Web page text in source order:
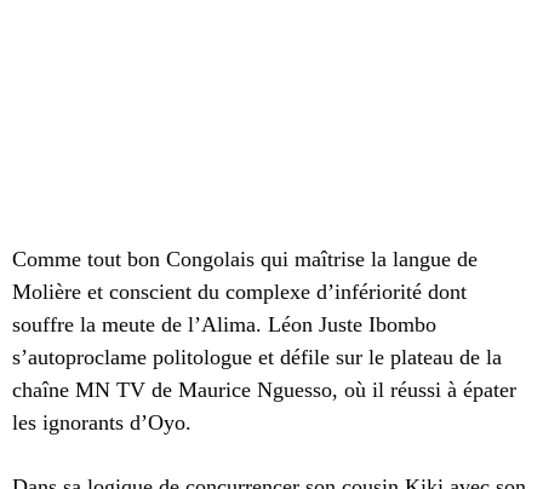
Comme tout bon Congolais qui maîtrise la langue de
Molière et conscient du complexe d’infériorité dont
souffre la meute de l’Alima. Léon Juste Ibombo
s’autoproclame politologue et défile sur le plateau de la
chaîne MN TV de Maurice Nguesso, où il réussi à épater
les ignorants d’Oyo.